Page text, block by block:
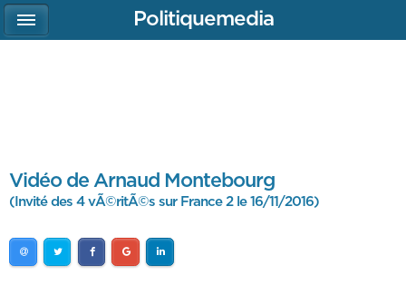
Vidéo de Arnaud Montebourg
(Invité des 4 vÃ©ritÃ©s sur France 2 le 16/11/2016)
Politiquemedia